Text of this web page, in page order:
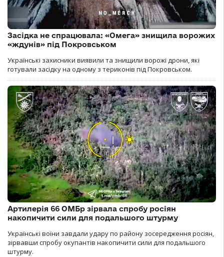
Засідка не спрацювала: «Омега» знищила ворожих
«ждунів» під Покровськом
Українські захисники виявили та знищили ворожі дрони, які
готували засідку на одному з териконів під Покровськом.
Артилерія 66 ОМБр зірвала спробу росіян
накопичити сили для подальшого штурму
Українські воїни завдали удару по району зосередження росіян,
зірвавши спробу окупантів накопичити сили для подальшого
штурму.